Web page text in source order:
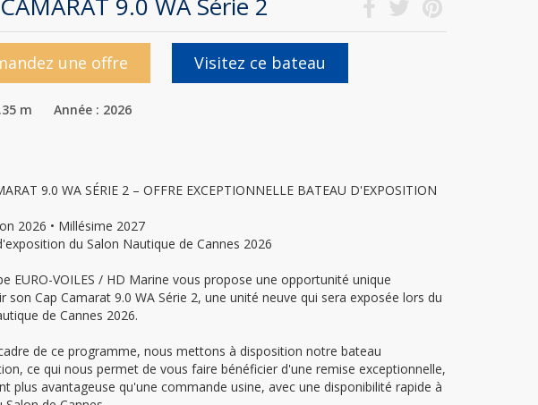
une offre Visitez ce bateau
m Année : 2026
9.0 WA SÉRIE 2 – OFFRE EXCEPTIONNELLE BATEAU D'EXPOSITION
2026 • Millésime 2027
du Salon Nautique de Cannes 2026
EURO-VOILES / HD Marine vous propose une opportunité unique
son Cap Camarat 9.0 WA Série 2, une unité neuve qui sera exposée lors du
de Cannes 2026.
de ce programme, nous mettons à disposition notre bateau
ce qui nous permet de vous faire bénéficier d'une remise exceptionnelle,
plus avantageuse qu'une commande usine, avec une disponibilité rapide à